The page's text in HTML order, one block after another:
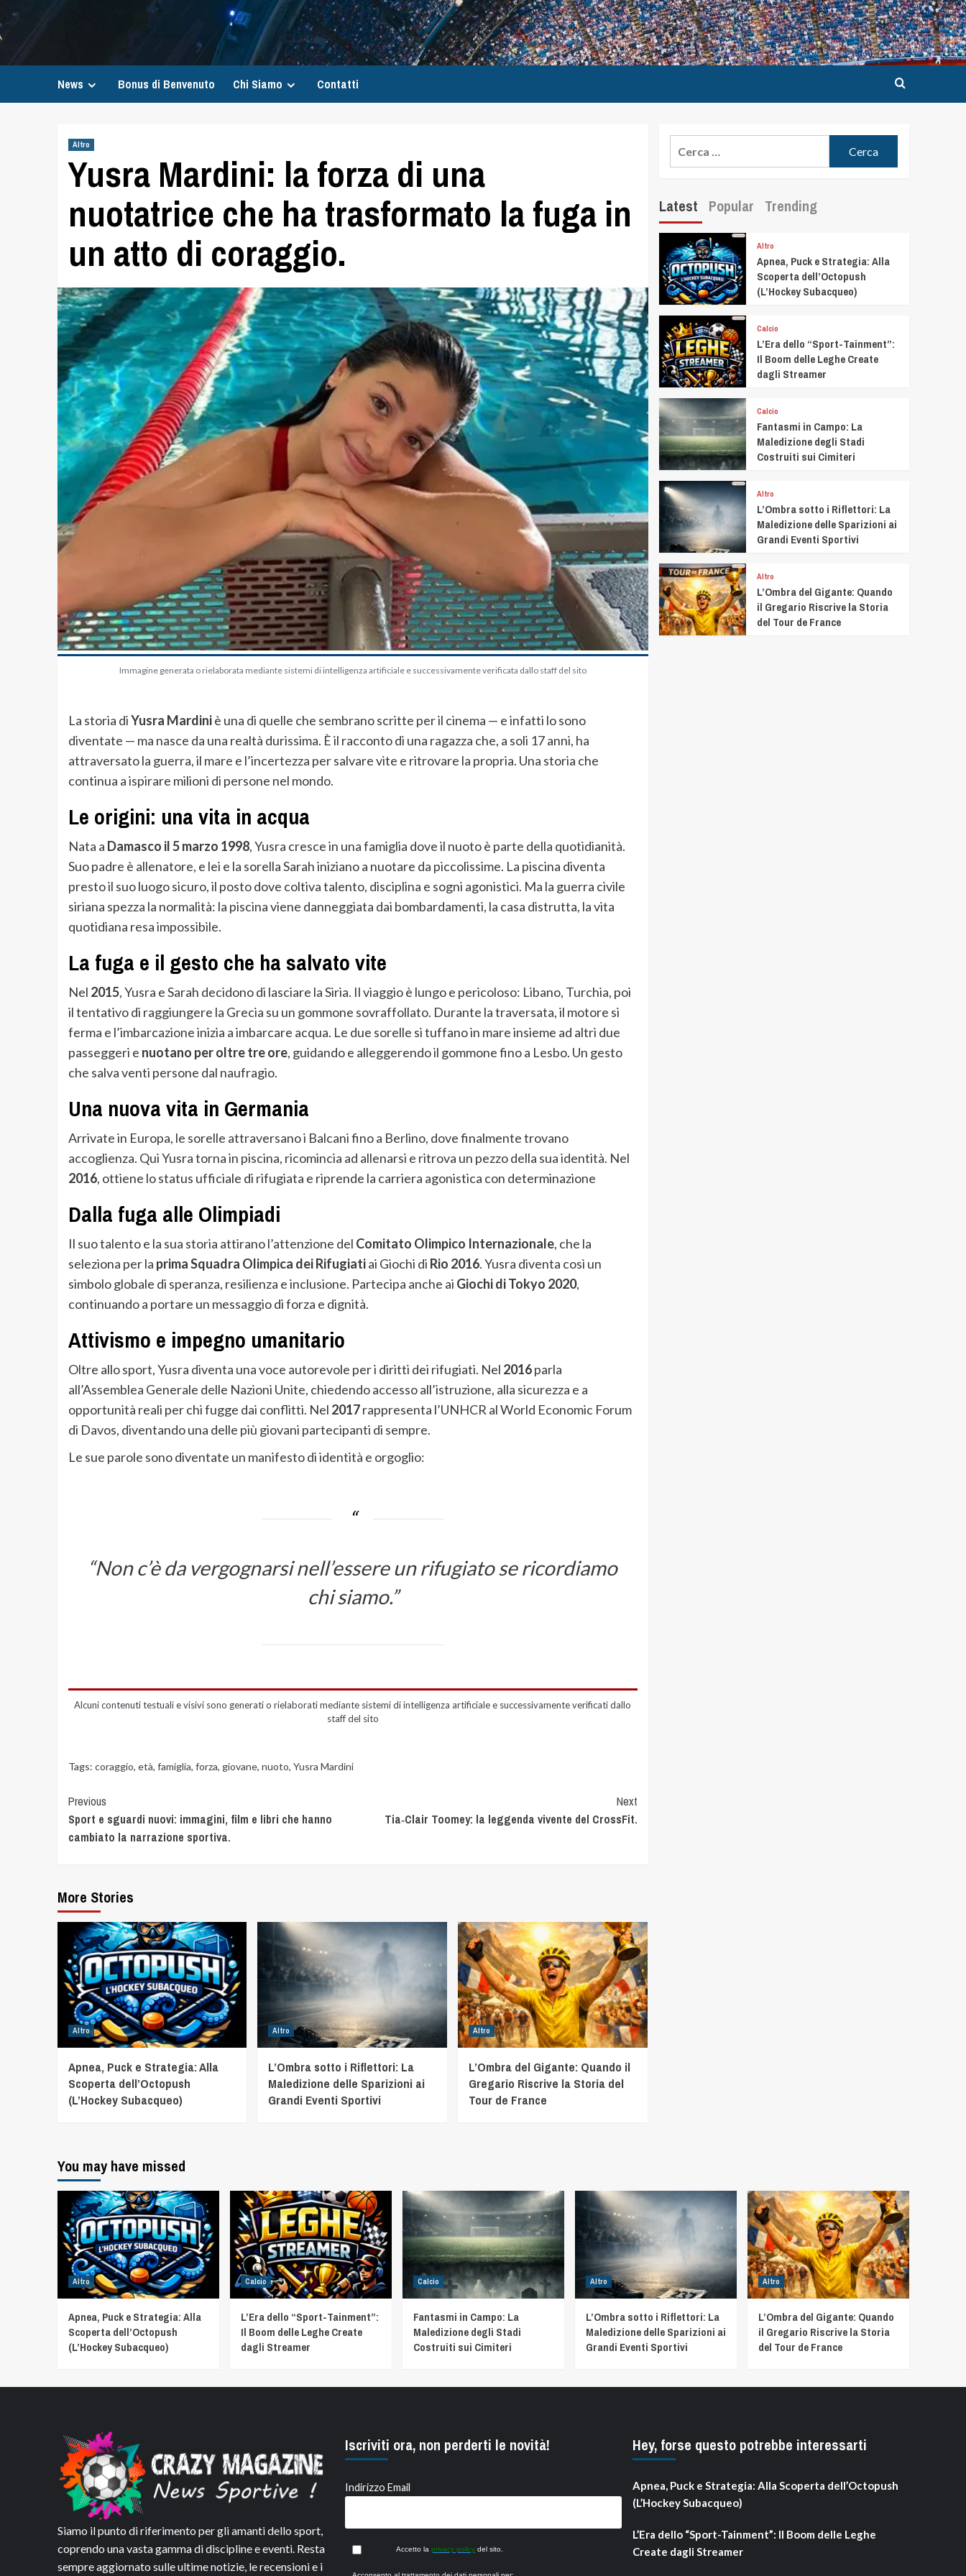
News Bonus di Benvenuto Chi Siamo Contatti
Altro
Yusra Mardini: la forza di una
nuotatrice che ha trasformato la fuga in
un atto di coraggio.
Immagine generata o rielaborata mediante sistemi di intelligenza artificiale e successivamente verificata dallo staff del sito
La storia diYusra Mardiniè una di quelle che sembrano scritte per il cinema — e infatti lo sono
diventate — ma nasce da una realtà durissima. È il racconto di una ragazza che, a soli 17 anni, ha
attraversato la guerra, il mare e l’incertezza per salvare vite e ritrovare la propria. Una storia che
continua a ispirare milioni di persone nel mondo.
Le origini: una vita in acqua
Nata a Damasco il 5 marzo 1998, Yusra cresce in una famiglia dove il nuoto è parte della quotidianità.
Suo padre è allenatore, e lei e la sorella Sarah iniziano a nuotare da piccolissime. La piscina diventa
presto il suo luogo sicuro, il posto dove coltiva talento, disciplina e sogni agonistici. Ma la guerra civile
siriana spezza la normalità: la piscina viene danneggiata dai bombardamenti, la casa distrutta, la vita
quotidiana resa impossibile.
La fuga e il gesto che ha salvato vite
Nel 2015, Yusra e Sarah decidono di lasciare la Siria. Il viaggio è lungo e pericoloso: Libano, Turchia, poi
il tentativo di raggiungere la Grecia su un gommone sovraffollato. Durante la traversata, il motore si
ferma e l’imbarcazione inizia a imbarcare acqua. Le due sorelle si tuffano in mare insieme ad altri due
passeggeri e nuotano per oltre tre ore, guidando e alleggerendo il gommone fino a Lesbo. Un gesto
che salva venti persone dal naufragio.
Una nuova vita in Germania
Arrivate in Europa, le sorelle attraversano i Balcani fino a Berlino, dove finalmente trovano
accoglienza. Qui Yusra torna in piscina, ricomincia ad allenarsi e ritrova un pezzo della sua identità. Nel
2016, ottiene lo status ufficiale di rifugiata e riprende la carriera agonistica con determinazione
Dalla fuga alle Olimpiadi
Il suo talento e la sua storia attirano l’attenzione del Comitato Olimpico Internazionale, che la
seleziona per la prima Squadra Olimpica dei Rifugiatiai Giochi di Rio 2016. Yusra diventa così un
simbolo globale di speranza, resilienza e inclusione. Partecipa anche ai Giochi di Tokyo 2020,
continuando a portare un messaggio di forza e dignità.
Attivismo e impegno umanitario
Oltre allo sport, Yusra diventa una voce autorevole per i diritti dei rifugiati. Nel 2016parla
all’Assemblea Generale delle Nazioni Unite, chiedendo accesso all’istruzione, alla sicurezza e a
opportunità reali per chi fugge dai conflitti. Nel 2017rappresenta l’UNHCR al World Economic Forum
di Davos, diventando una delle più giovani partecipanti di sempre.
Le sue parole sono diventate un manifesto di identità e orgoglio:
“Non c’è da vergognarsi nell’essere un rifugiato se ricordiamo
chi siamo.”
Alcuni contenuti testuali e visivi sono generati o rielaborati mediante sistemi di intelligenza artificiale e successivamente verificati dallo
staff del sito
Tags: coraggio, età, famiglia, forza, giovane, nuoto, Yusra Mardini
Previous
Sport e sguardi nuovi: immagini, film e libri che hanno
cambiato la narrazione sportiva.
Next
Tia‑Clair Toomey: la leggenda vivente del CrossFit.
More Stories
Altro
Apnea, Puck e Strategia: Alla
Scoperta dell’Octopush
(L’Hockey Subacqueo)
Altro
L’Ombra sotto i Riflettori: La
Maledizione delle Sparizioni ai
Grandi Eventi Sportivi
Altro
L’Ombra del Gigante: Quando il
Gregario Riscrive la Storia del
Tour de France
Latest Popular Trending
Altro
Apnea, Puck e Strategia: Alla
Scoperta dell’Octopush
(L’Hockey Subacqueo)
Calcio
L’Era dello “Sport-Tainment”:
Il Boom delle Leghe Create
dagli Streamer
Calcio
Fantasmi in Campo: La
Maledizione degli Stadi
Costruiti sui Cimiteri
Altro
L’Ombra sotto i Riflettori: La
Maledizione delle Sparizioni ai
Grandi Eventi Sportivi
Altro
L’Ombra del Gigante: Quando
il Gregario Riscrive la Storia
del Tour de France
You may have missed
Altro
Apnea, Puck e Strategia: Alla
Scoperta dell’Octopush
(L’Hockey Subacqueo)
Calcio
L’Era dello “Sport-Tainment”:
Il Boom delle Leghe Create
dagli Streamer
Calcio
Fantasmi in Campo: La
Maledizione degli Stadi
Costruiti sui Cimiteri
Altro
L’Ombra sotto i Riflettori: La
Maledizione delle Sparizioni ai
Grandi Eventi Sportivi
Altro
L’Ombra del Gigante: Quando
il Gregario Riscrive la Storia
del Tour de France
Siamo il punto di riferimento per gli amanti dello sport,
coprendo una vasta gamma di discipline e eventi. Resta
sempre aggiornato sulle ultime notizie, le recensioni e i
Iscriviti ora, non perderti le novità!
Indirizzo Email
Accetto la privacy policydel sito.
Hey, forse questo potrebbe interessarti
Apnea, Puck e Strategia: Alla Scoperta dell’Octopush
(L’Hockey Subacqueo)
L’Era dello “Sport-Tainment”: Il Boom delle Leghe
Create dagli Streamer